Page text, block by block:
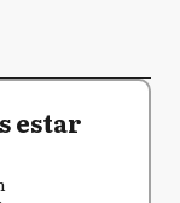
estar